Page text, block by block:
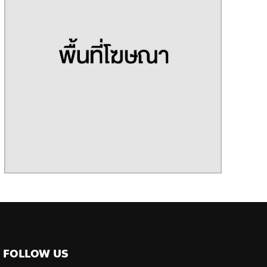
FOLLOW US